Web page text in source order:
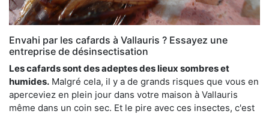
Envahi par les cafards à Vallauris ? Essayez une
entreprise de désinsectisation
Les cafards sont des adeptes des lieux sombres et
humides. Malgré cela, il y a de grands risques que vous en
aperceviez en plein jour dans votre maison à Vallauris
même dans un coin sec. Et le pire avec ces insectes, c'est